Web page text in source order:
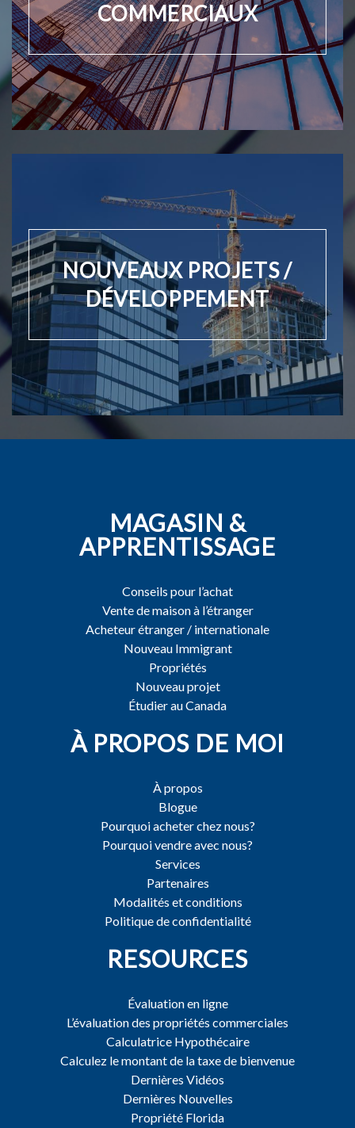
COMMERCIAUX
NOUVEAUX PROJETS /
DÉVELOPPEMENT
MAGASIN &
APPRENTISSAGE
Conseils pour l’achat
Vente de maison à l’étranger
Acheteur étranger / internationale
Nouveau Immigrant
Propriétés
Nouveau projet
Étudier au Canada
À PROPOS DE MOI
À propos
Blogue
Pourquoi acheter chez nous?
Pourquoi vendre avec nous?
Services
Partenaires
Modalités et conditions
Politique de confidentialité
RESOURCES
Évaluation en ligne
L’évaluation des propriétés commerciales
Calculatrice Hypothécaire
Calculez le montant de la taxe de bienvenue
Dernières Vidéos
Dernières Nouvelles
Propriété Florida